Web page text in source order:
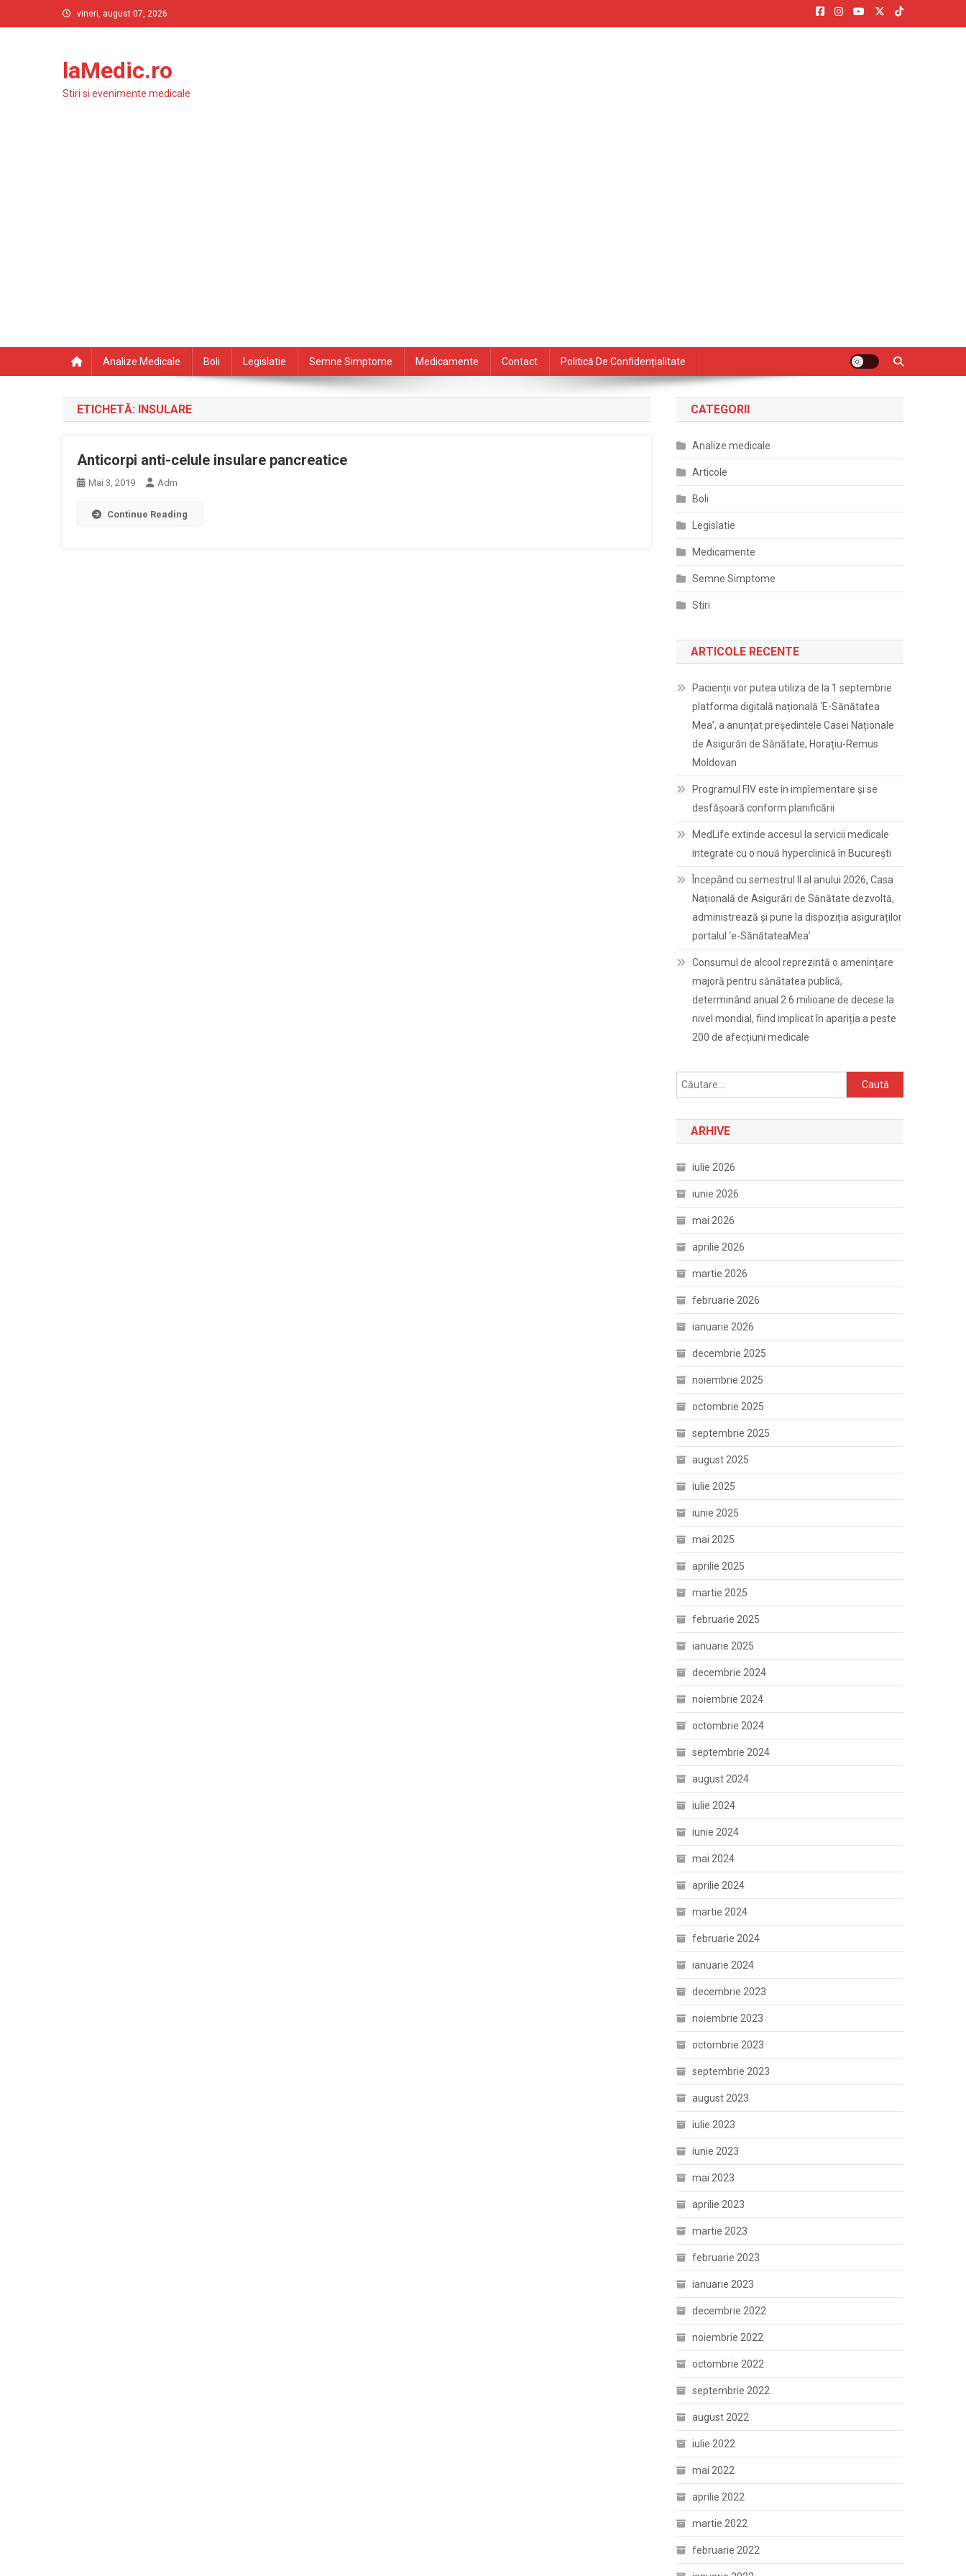
to
vineri, august 07, 2026
laMedic.ro
Stiri si evenimente medicale
Analize Medicale Boli Legislatie Semne Simptome Medicamente Contact Politică De Confidențialitate
ETICHETĂ: INSULARE
Anticorpi anti-celule insulare pancreatice
Mai 3, 2019 Adm
Continue Reading
CATEGORII
Analize medicale
Articole
Boli
Legislatie
Medicamente
Semne Simptome
Stiri
ARTICOLE RECENTE
Pacienții vor putea utiliza de la 1 septembrie
platforma digitală națională ‘E-Sănătatea
Mea’, a anunțat președintele Casei Naționale
de Asigurări de Sănătate, Horațiu-Remus
Moldovan
Programul FIV este în implementare și se
desfășoară conform planificării
MedLife extinde accesul la servicii medicale
integrate cu o nouă hyperclinică în București
Începând cu semestrul II al anului 2026, Casa
Națională de Asigurări de Sănătate dezvoltă,
administrează și pune la dispoziția asiguraților
portalul ‘e-SănătateaMea’
Consumul de alcool reprezintă o amenințare
majoră pentru sănătatea publică,
determinând anual 2.6 milioane de decese la
nivel mondial, fiind implicat în apariția a peste
200 de afecțiuni medicale
Caută
după:
ARHIVE
iulie 2026
iunie 2026
mai 2026
aprilie 2026
martie 2026
februarie 2026
ianuarie 2026
decembrie 2025
noiembrie 2025
octombrie 2025
septembrie 2025
august 2025
iulie 2025
iunie 2025
mai 2025
aprilie 2025
martie 2025
februarie 2025
ianuarie 2025
decembrie 2024
noiembrie 2024
octombrie 2024
septembrie 2024
august 2024
iulie 2024
iunie 2024
mai 2024
aprilie 2024
martie 2024
februarie 2024
ianuarie 2024
decembrie 2023
noiembrie 2023
octombrie 2023
septembrie 2023
august 2023
iulie 2023
iunie 2023
mai 2023
aprilie 2023
martie 2023
februarie 2023
ianuarie 2023
decembrie 2022
noiembrie 2022
octombrie 2022
septembrie 2022
august 2022
iulie 2022
mai 2022
aprilie 2022
martie 2022
februarie 2022